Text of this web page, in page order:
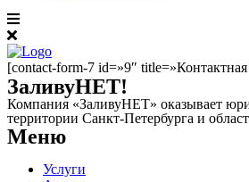
[contact-form-7 id=»9″
ЗаливуНЕТ!
Компания «ЗаливуНЕТ» оказывает
территории Санкт-Петербурга и
Меню
Услуги